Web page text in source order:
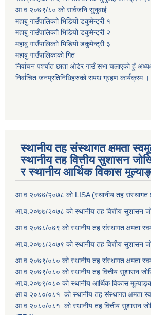
आ.व.२०७९/८० को सार्वजनि सुनुवाई
महाबु गाउँपालिकाो भिडियो डकुमेन्ट्री १
महाबु गाउँपालिकाो भिडियो डकुमेन्ट्री २
महाबु गाउँपालिकाो भिडियो डकुमेन्ट्री ३
महाबु गाउँपालिकाको गित
निर्वाचन पर्श्चात छाता ओडेर गाउँ सभा चलाएको हुँ
निर्वाचित जनप्रतिनिधिहरुको सपथ ग्रहण कार्यक्रम
स्थानीय तह संस्थागत क्षमता
स्थानीय तह वित्तीय सुशासन
र स्थानीय आर्थिक विकास
आ.व.२०७७/२०७८ को LISA (स्थानीय तह संस्थागत
आ.व.२०७७/२०७८ को स्थानीय तह वित्तीय सुशासन
आ.व.२०७८/०७९ को स्थानीय तह संस्थागत क्षमता
आ.व.२०७८/२०७९ को स्थानीय तह वित्तीय सुशासन
आ.व.२०७९/०८० को स्थानीय तह संस्थागत क्षमता
आ.व.२०७९/०८० को स्थानीय तह वित्तीय सुशासन
आ.व.२०७९/०८० को स्थानीय आर्थिक विकास
आ.व.२०८०/०८१ को स्थानीय तह संस्थागत क्षमता
आ.व.२०८०/०८१ को स्थानीय तह वित्तीय सुशासन